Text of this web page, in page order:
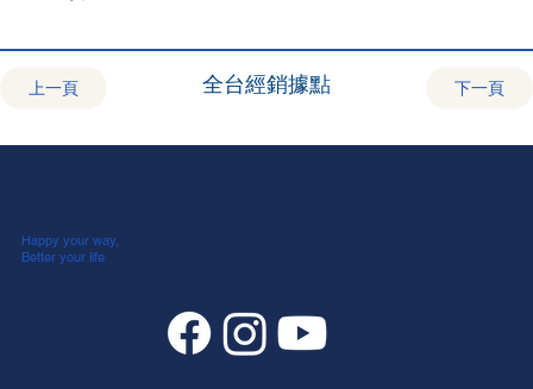
上一頁 全台經銷據點 下一頁
Happy your way,
Better your life